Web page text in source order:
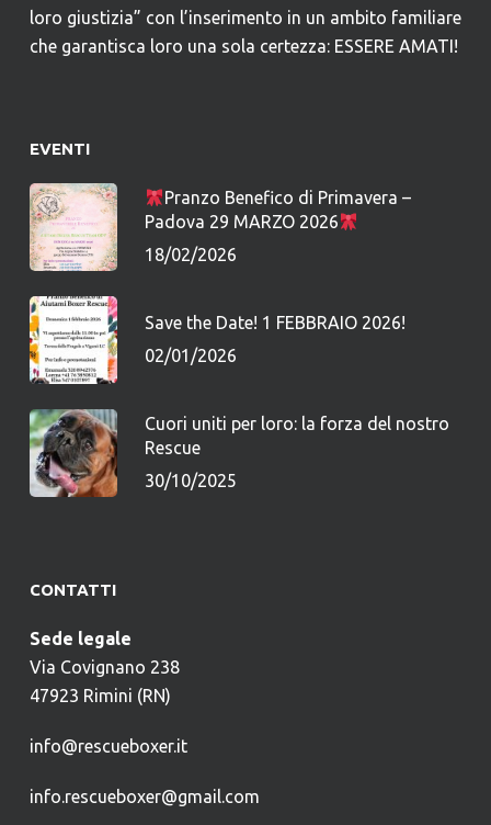
loro giustizia” con l’inserimento in un ambito familiare
che garantisca loro una sola certezza: ESSERE AMATI!
EVENTI
Pranzo Benefico di Primavera –
Padova 29 MARZO 2026
18/02/2026
Save the Date! 1 FEBBRAIO 2026!
02/01/2026
Cuori uniti per loro: la forza del nostro
Rescue
30/10/2025
CONTATTI
Sede legale
Via Covignano 238
47923 Rimini (RN)
info@rescueboxer.it
info.rescueboxer@gmail.com